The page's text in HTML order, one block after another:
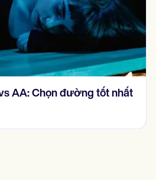
sự tự tin: Hiểu được sự